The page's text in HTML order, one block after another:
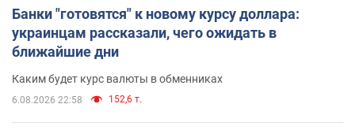
Банки "готовятся" к новому курсу доллара:
украинцам рассказали, чего ожидать в
ближайшие дни
Каким будет курс валюты в обменниках
6.08.2026 22:58 152,6 т.